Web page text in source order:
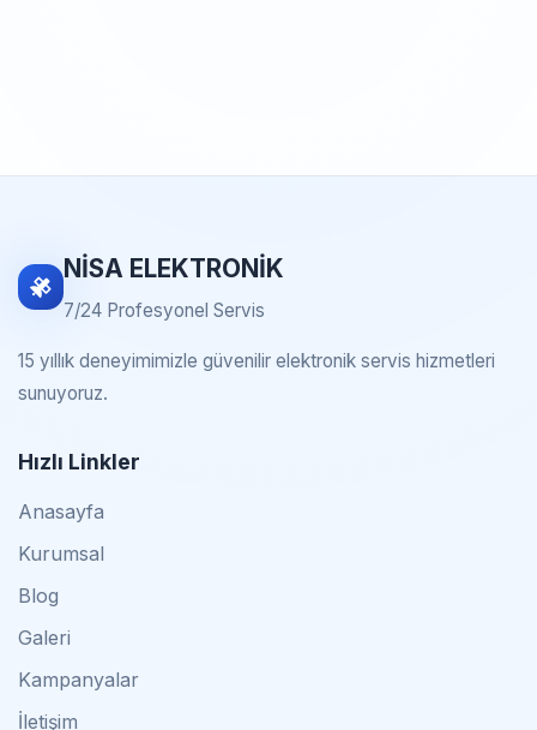
NİSA ELEKTRONİK
7/24 Profesyonel Servis
15 yıllık deneyimimizle güvenilir elektronik servis hizmetleri
sunuyoruz.
Hızlı Linkler
Anasayfa
Kurumsal
Blog
Galeri
Kampanyalar
İletişim